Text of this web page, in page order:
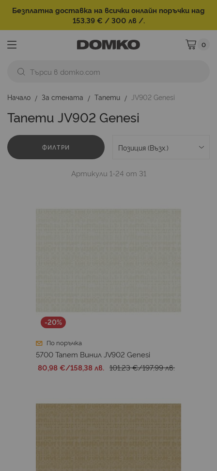
Безплатна доставка на всички онлайн поръчки над
153.39 € / 300 лв /.
Моята
0
Начало За стената Тапети JV902 Genesi
Тапети JV902 Genesi
ФИЛТРИ
Артикули 1-24 от 31
-20%
По поръчка
5700 Тапет Винил JV902 Genesi
80,98 €/158,38 лв. 101,23 €/197,99 лв.